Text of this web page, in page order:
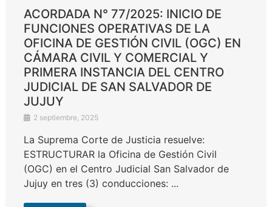
ACORDADA N° 77/2025: INICIO DE
FUNCIONES OPERATIVAS DE LA
OFICINA DE GESTIÓN CIVIL (OGC) EN
CÁMARA CIVIL Y COMERCIAL Y
PRIMERA INSTANCIA DEL CENTRO
JUDICIAL DE SAN SALVADOR DE
JUJUY
2 septiembre, 2025
La Suprema Corte de Justicia resuelve:
ESTRUCTURAR la Oficina de Gestión Civil
(OGC) en el Centro Judicial San Salvador de
Jujuy en tres (3) conducciones: ...